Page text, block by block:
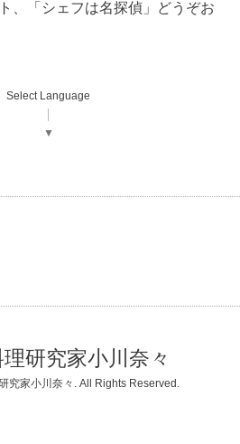
、「シェフは名探偵」どうぞお
Select Language
▼
研究家小川奈々
究家小川奈々 . All Rights Reserved.